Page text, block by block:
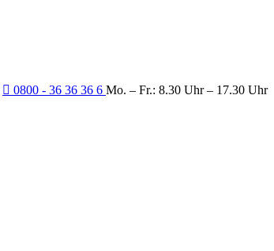
0800 - 36 36 36 6 Mo. – Fr.: 8.30 Uhr – 17.30 Uhr